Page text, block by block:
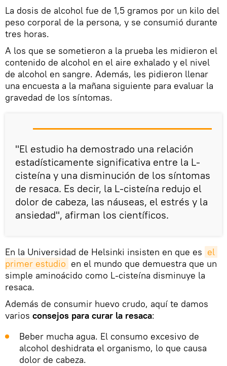
La dosis de alcohol fue de 1,5 gramos por un kilo del
peso corporal de la persona, y se consumió durante
tres horas.
A los que se sometieron a la prueba les midieron el
contenido de alcohol en el aire exhalado y el nivel
de alcohol en sangre. Además, les pidieron llenar
una encuesta a la mañana siguiente para evaluar la
gravedad de los síntomas.
"El estudio ha demostrado una relación
estadísticamente significativa entre la L-
cisteína y una disminución de los síntomas
de resaca. Es decir, la L-cisteína redujo el
dolor de cabeza, las náuseas, el estrés y la
ansiedad", afirman los científicos.
En la Universidad de Helsinki insisten en que es el
primer estudio en el mundo que demuestra que un
simple aminoácido como L-cisteína disminuye la
resaca.
Además de consumir huevo crudo, aquí te damos
varios consejos para curar la resaca:
Beber mucha agua. El consumo excesivo de
alcohol deshidrata el organismo, lo que causa
dolor de cabeza.